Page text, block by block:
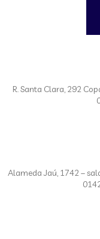
R. Santa Clara, 292
Alameda Jaú, 1742 –